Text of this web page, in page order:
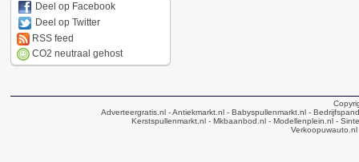
Deel op Facebook
Deel op Twitter
RSS feed
CO2 neutraal gehost
Adverteergratis.nl - Antiekmarkt.nl - Babyspullenmarkt.nl -
Kerstspullenmarkt.nl- Mkbaanbod.nl- Modellenplein.nl-
Verkoopuwauto.nl